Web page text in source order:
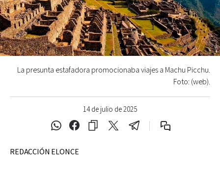
14 de julio de 2025
La presunta estafadora promocionaba viajes a Machu Picchu.
Foto: (web).
REDACCIÓN ELONCE